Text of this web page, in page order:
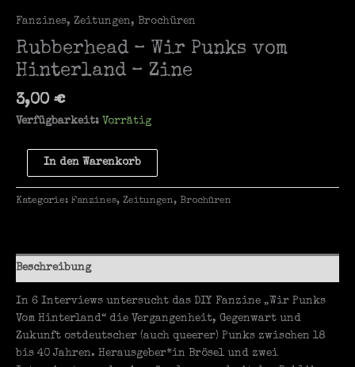
Fanzines, Zeitungen, Brochüren
Rubberhead – Wir Punks vom
Hinterland – Zine
3,00 €
Verfügbarkeit: Vorrätig
Rubberhead
Wir
Punks
-
Menge
In den Warenkorb
Kategorie: Fanzines, Zeitungen, Brochüren
Beschreibung
In 6 Interviews untersucht das DIY Fanzine „Wir Punks
Vom Hinterland“ die Vergangenheit, Gegenwart und
Zukunft ostdeutscher (auch queerer) Punks zwischen 18
bis 40 Jahren. Herausgeber*in Brösel und zwei